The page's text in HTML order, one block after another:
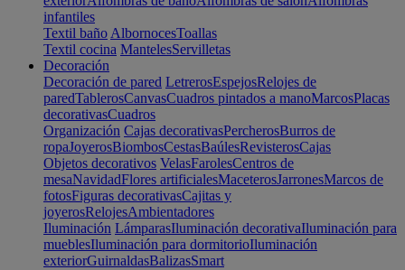
infantiles
Textil baño AlbornocesToallas
Textil cocina MantelesServilletas
Decoración
Decoración de pared LetrerosEspejosRelojes de
paredTablerosCanvasCuadros pintados a manoMarcosPlacas
decorativasCuadros
Organización Cajas decorativasPercherosBurros de
ropaJoyerosBiombosCestasBaúlesRevisterosCajas
Objetos decorativos VelasFarolesCentros de
mesaNavidadFlores artificialesMaceterosJarronesMarcos de
fotosFiguras decorativasCajitas y
joyerosRelojesAmbientadores
Iluminación LámparasIluminación decorativaIluminación para
mueblesIluminación para dormitorioIluminación
exteriorGuirnaldasBalizasSmart